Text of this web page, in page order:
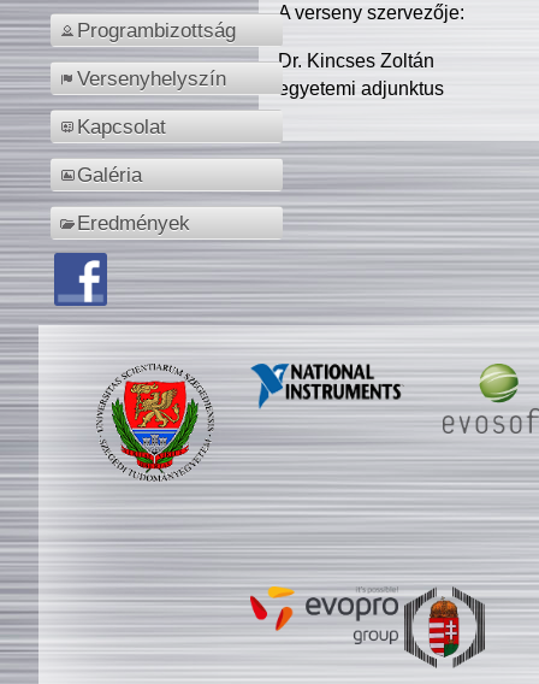
Programbizottság
Versenyhelyszín
Kapcsolat
Galéria
Eredmények
A verseny szervezője:
Dr. Kincses Zoltán
egyetemi adjunktus